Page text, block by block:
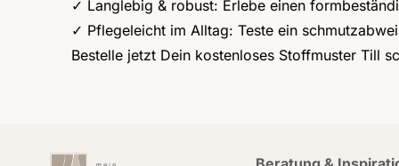
✓ Langlebig & robust: Erlebe einen
✓ Pflegeleicht im Alltag: Teste ein
Bestelle jetzt Dein kostenloses Stoffmuster Till